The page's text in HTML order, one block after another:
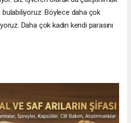
bulabiliyoruz. Böylece daha çok
Daha çok kadın kendi parasını